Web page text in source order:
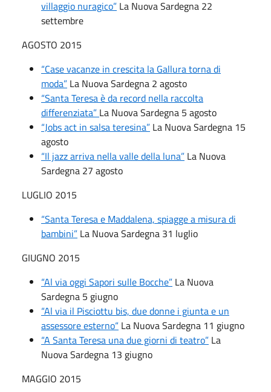
villaggio nuragico” La Nuova Sardegna 22
settembre
AGOSTO 2015
“Case vacanze in crescita la Gallura torna di
moda” La Nuova Sardegna 2 agosto
“Santa Teresa è da record nella raccolta
differenziata” La Nuova Sardegna 5 agosto
“Jobs act in salsa teresina” La Nuova Sardegna 15
agosto
“Il jazz arriva nella valle della luna” La Nuova
Sardegna 27 agosto
LUGLIO 2015
“Santa Teresa e Maddalena, spiagge a misura di
bambini” La Nuova Sardegna 31 luglio
GIUGNO 2015
“Al via oggi Sapori sulle Bocche” La Nuova
Sardegna 5 giugno
“Al via il Pisciottu bis, due donne i giunta e un
assessore esterno“ La Nuova Sardegna 11 giugno
“A Santa Teresa una due giorni di teatro” La
Nuova Sardegna 13 giugno
MAGGIO 2015